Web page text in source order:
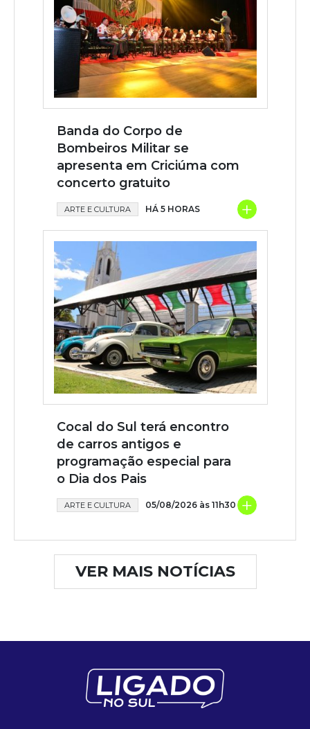
Banda do Corpo de
Bombeiros Militar se
apresenta em Criciúma com
concerto gratuito
ARTE E CULTURA HÁ 5 HORAS +
Cocal do Sul terá encontro
de carros antigos e
programação especial para
o Dia dos Pais
ARTE E CULTURA 05/08/2026 às 11h30 +
VER MAIS NOTÍCIAS